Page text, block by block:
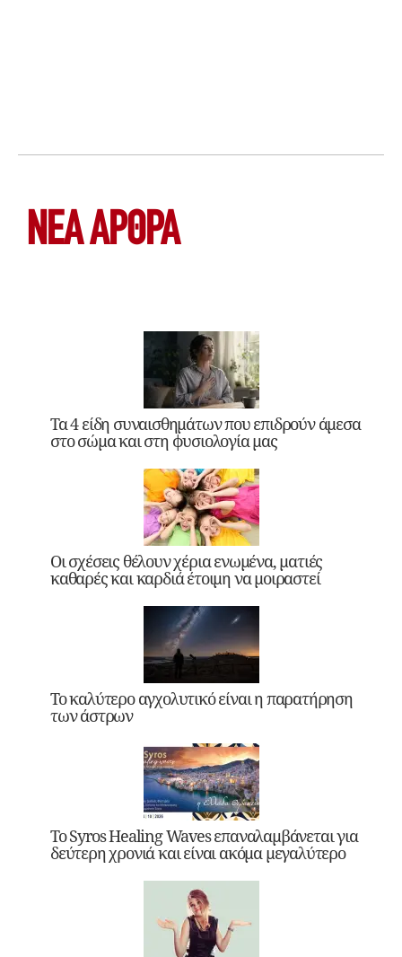
ΝΕΑ ΆΡΘΡΑ
Τα 4 είδη συναισθημάτων που επιδρούν άμεσα
στο σώμα και στη φυσιολογία μας
Οι σχέσεις θέλουν χέρια ενωμένα, ματιές
καθαρές και καρδιά έτοιμη να μοιραστεί
Το καλύτερο αγχολυτικό είναι η παρατήρηση
των άστρων
Το Syros Healing Waves επαναλαμβάνεται για
δεύτερη χρονιά και είναι ακόμα μεγαλύτερο